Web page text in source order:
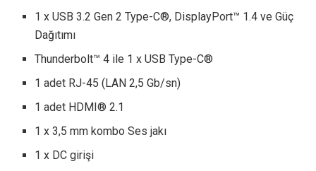
1 x USB 3.2 Gen 2 Type-C®, DisplayPort™ 1.4 ve Güç
Dağıtımı
Thunderbolt™ 4 ile 1 x USB Type-C®
1 adet RJ-45 (LAN 2,5 Gb/sn)
1 adet HDMI® 2.1
1 x 3,5 mm kombo Ses jakı
1 x DC girişi